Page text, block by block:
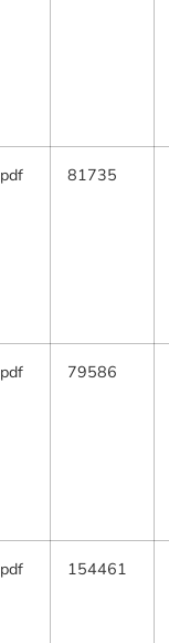
pdf 81735
pdf 79586
pdf 154461